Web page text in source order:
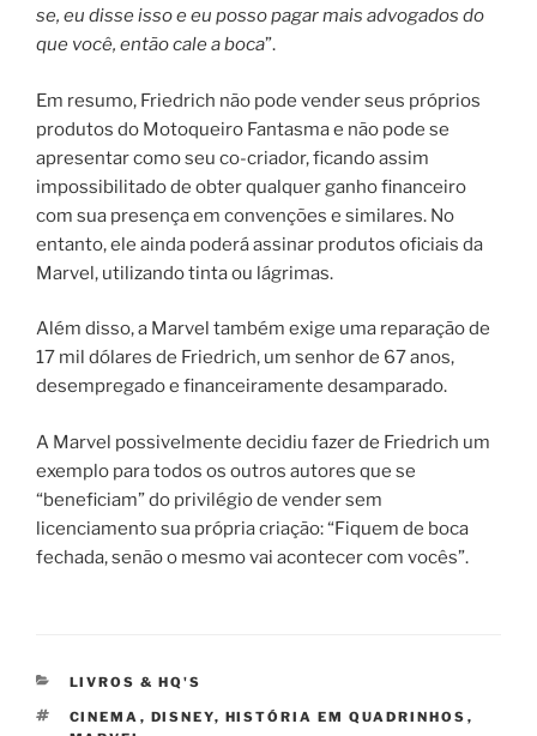
se, eu disse isso e eu posso pagar mais advogados do
que você, então cale a boca”.
Em resumo, Friedrich não pode vender seus próprios
produtos do Motoqueiro Fantasma e não pode se
apresentar como seu co-criador, ficando assim
impossibilitado de obter qualquer ganho financeiro
com sua presença em convenções e similares. No
entanto, ele ainda poderá assinar produtos oficiais da
Marvel, utilizando tinta ou lágrimas.
Além disso, a Marvel também exige uma reparação de
17 mil dólares de Friedrich, um senhor de 67 anos,
desempregado e financeiramente desamparado.
A Marvel possivelmente decidiu fazer de Friedrich um
exemplo para todos os outros autores que se
“beneficiam” do privilégio de vender sem
licenciamento sua própria criação: “Fiquem de boca
fechada, senão o mesmo vai acontecer com vocês”.
CATEGORIAS
LIVROS & HQ'S
TAGS
CINEMA , DISNEY, HISTÓRIA EM QUADRINHOS ,